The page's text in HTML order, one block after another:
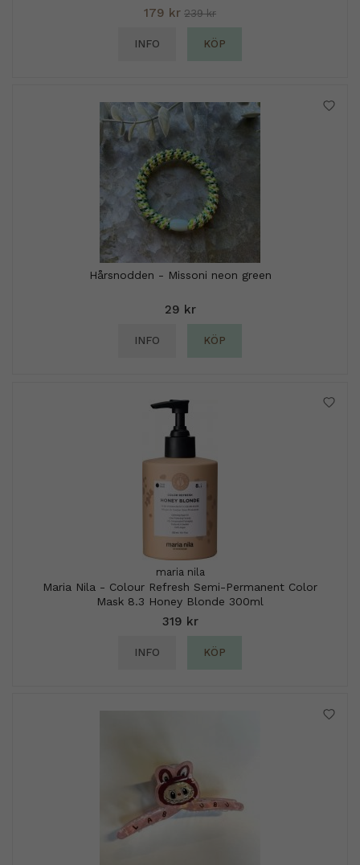
179 kr 239 kr
INFO KÖP
Hårsnodden - Missoni neon green
29 kr
INFO KÖP
maria nila
Maria Nila - Colour Refresh Semi-Permanent Color
Mask 8.3 Honey Blonde 300ml
319 kr
INFO KÖP